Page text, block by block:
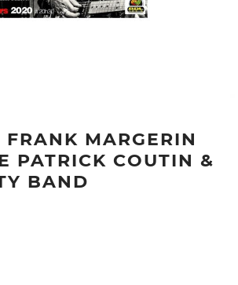
MARGERIN
PATRICK COUTIN &
BAND